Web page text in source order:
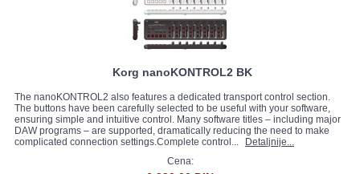
Korg nanoKONTROL2 BK
The nanoKONTROL2 also features a dedicated transport control section.
The buttons have been carefully selected to be useful with your software,
ensuring simple and intuitive control. Many software titles – including major
DAW programs – are supported, dramatically reducing the need to make
complicated connection settings.Complete control...
Detaljnije...
Cena: